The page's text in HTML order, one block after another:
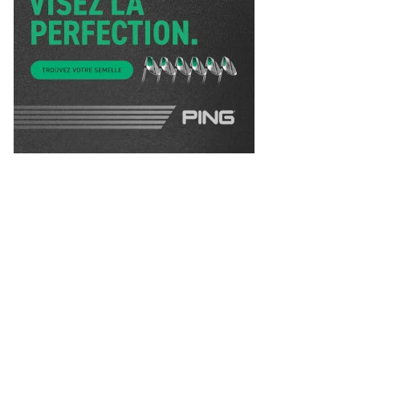
Lacoste Ladies Open 2025 : Céline Boutier
de retour à Deauville
Chypre